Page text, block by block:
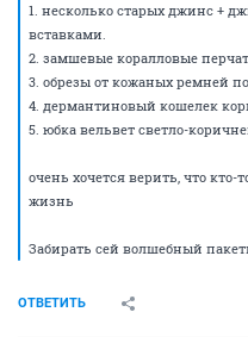
1. несколько старых джинс +
вставками.
2. замшевые коралловые
3. обрезы от кожаных ремней
4. дермантиновый кошелек
5. юбка вельвет светло-
очень хочется верить, что
жизнь
Забирать сей волшебный
ОТВЕТИТЬ